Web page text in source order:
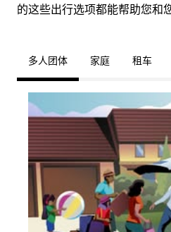
的这些出行选项都能帮助您和
多人团体 家庭 租车